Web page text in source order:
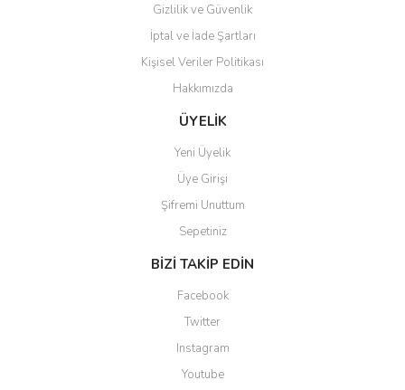
Gizlilik ve Güvenlik
İptal ve İade Şartları
Kişisel Veriler Politikası
Hakkımızda
ÜYELİK
Yeni Üyelik
Üye Girişi
Şifremi Unuttum
Sepetiniz
BİZİ TAKİP EDİN
Facebook
Twitter
Instagram
Youtube